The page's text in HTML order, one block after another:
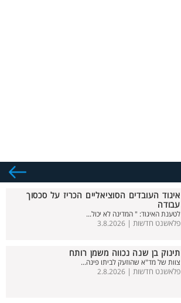
איגוד העובדים הסוציאליים הכריז על סכסוך
עבודה
לטענת האיגוד: " המדינה לא יכול...
פלאשנט חדשות | 3.8.2026
תינוק בן שנה נכווה משמן רותח
צוות של מד"א שהוזעק לביתו פינה...
פלאשנט חדשות | 2.8.2026